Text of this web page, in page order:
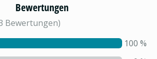
Bewertungen
Bewertungen)
100 %